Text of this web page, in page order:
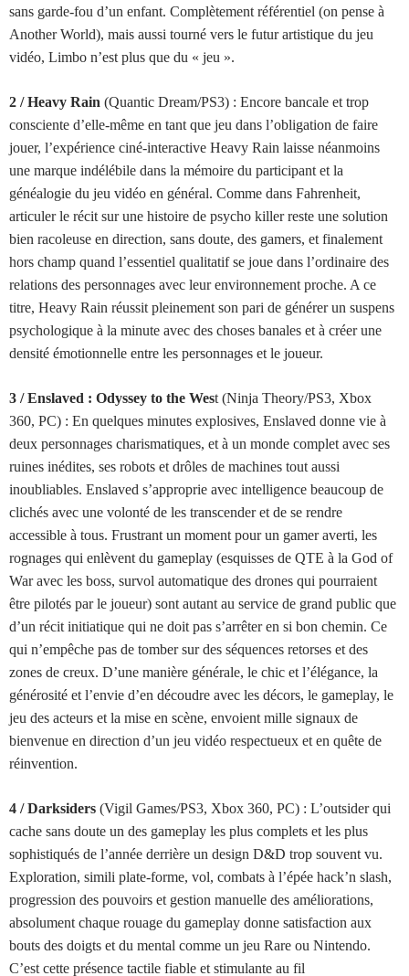
sans garde-fou d’un enfant. Complètement référentiel (on pense à
Another World), mais aussi tourné vers le futur artistique du jeu
vidéo, Limbo n’est plus que du « jeu ».
2 / Heavy Rain (Quantic Dream/PS3) : Encore bancale et trop
consciente d’elle-même en tant que jeu dans l’obligation de faire
jouer, l’expérience ciné-interactive Heavy Rain laisse néanmoins
une marque indélébile dans la mémoire du participant et la
généalogie du jeu vidéo en général. Comme dans Fahrenheit,
articuler le récit sur une histoire de psycho killer reste une solution
bien racoleuse en direction, sans doute, des gamers, et finalement
hors champ quand l’essentiel qualitatif se joue dans l’ordinaire des
relations des personnages avec leur environnement proche. A ce
titre, Heavy Rain réussit pleinement son pari de générer un suspens
psychologique à la minute avec des choses banales et à créer une
densité émotionnelle entre les personnages et le joueur.
3 / Enslaved : Odyssey to the West (Ninja Theory/PS3, Xbox
360, PC) : En quelques minutes explosives, Enslaved donne vie à
deux personnages charismatiques, et à un monde complet avec ses
ruines inédites, ses robots et drôles de machines tout aussi
inoubliables. Enslaved s’approprie avec intelligence beaucoup de
clichés avec une volonté de les transcender et de se rendre
accessible à tous. Frustrant un moment pour un gamer averti, les
rognages qui enlèvent du gameplay (esquisses de QTE à la God of
War avec les boss, survol automatique des drones qui pourraient
être pilotés par le joueur) sont autant au service de grand public que
d’un récit initiatique qui ne doit pas s’arrêter en si bon chemin. Ce
qui n’empêche pas de tomber sur des séquences retorses et des
zones de creux. D’une manière générale, le chic et l’élégance, la
générosité et l’envie d’en découdre avec les décors, le gameplay, le
jeu des acteurs et la mise en scène, envoient mille signaux de
bienvenue en direction d’un jeu vidéo respectueux et en quête de
réinvention.
4 / Darksiders (Vigil Games/PS3, Xbox 360, PC) : L’outsider qui
cache sans doute un des gameplay les plus complets et les plus
sophistiqués de l’année derrière un design D&D trop souvent vu.
Exploration, simili plate-forme, vol, combats à l’épée hack’n slash,
progression des pouvoirs et gestion manuelle des améliorations,
absolument chaque rouage du gameplay donne satisfaction aux
bouts des doigts et du mental comme un jeu Rare ou Nintendo.
C’est cette présence tactile fiable et stimulante au fil